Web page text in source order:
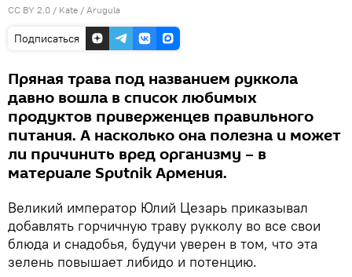
CC BY 2.0 / Kate / Arugula
Подписаться
Пряная трава под названием руккола
давно вошла в список любимых
продуктов приверженцев правильного
питания. А насколько она полезна и может
ли причинить вред организму – в
материале Sputnik Армения.
Великий император Юлий Цезарь приказывал
добавлять горчичную траву рукколу во все свои
блюда и снадобья, будучи уверен в том, что эта
зелень повышает либидо и потенцию.